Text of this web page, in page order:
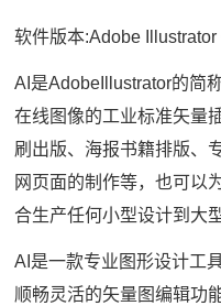
软件版本:Adobe
AI是AdobeIllustrator的简
在线图像的工业标准矢量
刷出版、海报书籍排版、
网页面的制作等，也可以
合生产任何小型设计到大
AI是一款专业图形设计工
顺畅灵活的矢量图编辑功